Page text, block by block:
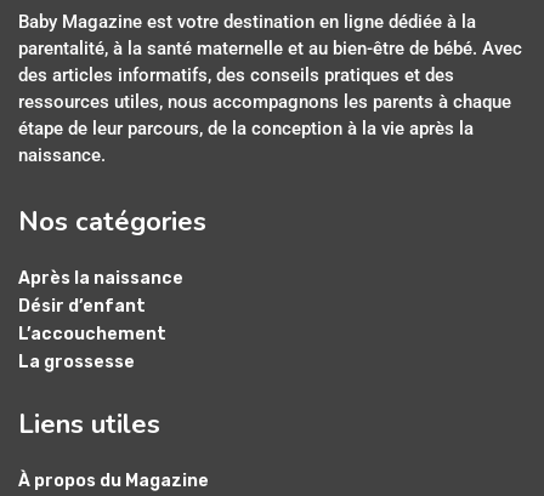
Baby Magazine est votre destination en ligne dédiée à la
parentalité, à la santé maternelle et au bien-être de bébé. Avec
des articles informatifs, des conseils pratiques et des
ressources utiles, nous accompagnons les parents à chaque
étape de leur parcours, de la conception à la vie après la
naissance.
Nos catégories
Après la naissance
Désir d’enfant
L’accouchement
La grossesse
Liens utiles
À propos du Magazine